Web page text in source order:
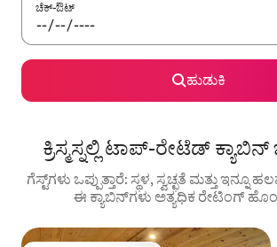
ಚೆಕ್-ಔಟ್
ಹುಡುಕಿ
ಕ್ರಿಸ್ಮಸ್ನಲ್ಲಿ ಟಾಪ್-ರೇಟೆಡ್
ಗೆಸ್ಟ್‌ಗಳು ಒಪ್ಪುತ್ತಾರೆ: ಸ್ಥಳ, ಸ್ವಚ್ಛತೆ ಮತ್ತು
ಈ ಕ್ಯಾಬಿನ್‌ಗಳು ಅತ್ಯಧಿಕ ರೇಟಿಂಗ್‌